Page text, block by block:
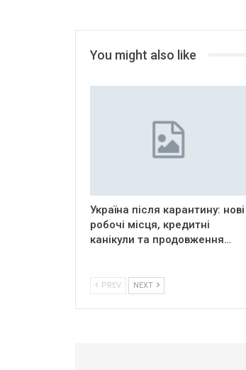
You might also like
Україна після карантину: нові
робочі місця, кредитні
канікули та продовження…
PREV NEXT